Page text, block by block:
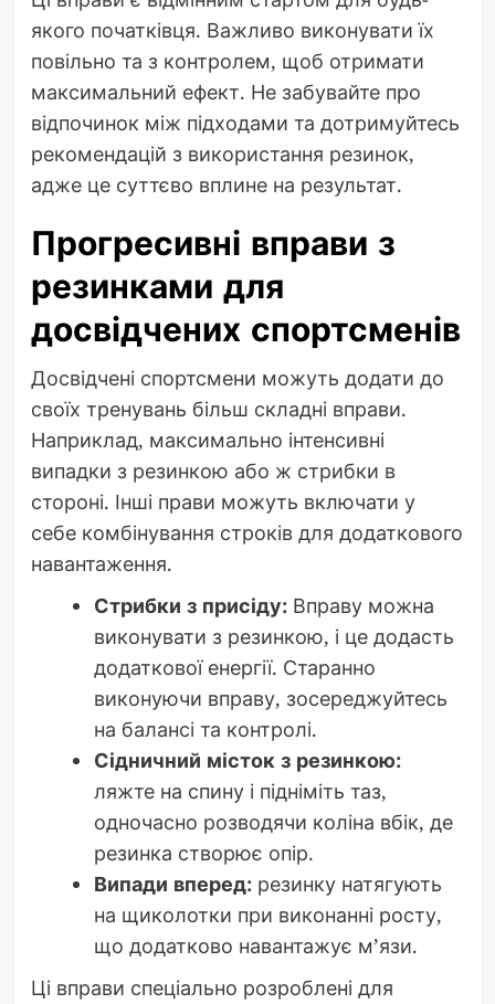
якого початківця. Важливо виконувати їх
повільно та з контролем, щоб отримати
максимальний ефект. Не забувайте про
відпочинок між підходами та дотримуйтесь
рекомендацій з використання резинок,
адже це суттєво вплине на результат.
Прогресивні вправи з
резинками для
досвідчених спортсменів
Досвідчені спортсмени можуть додати до
своїх тренувань більш складні вправи.
Наприклад, максимально інтенсивні
випадки з резинкою або ж стрибки в
стороні. Інші прави можуть включати у
себе комбінування строків для додаткового
навантаження.
Стрибки з присіду:Вправу можна
виконувати з резинкою, і це додасть
додаткової енергії. Старанно
виконуючи вправу, зосереджуйтесь
на балансі та контролі.
Сідничний місток з резинкою:
ляжте на спину і підніміть таз,
одночасно розводячи коліна вбік, де
резинка створює опір.
Випади вперед:резинку натягують
на щиколотки при виконанні росту,
що додатково навантажує м’язи.
Ці вправи спеціально розроблені для